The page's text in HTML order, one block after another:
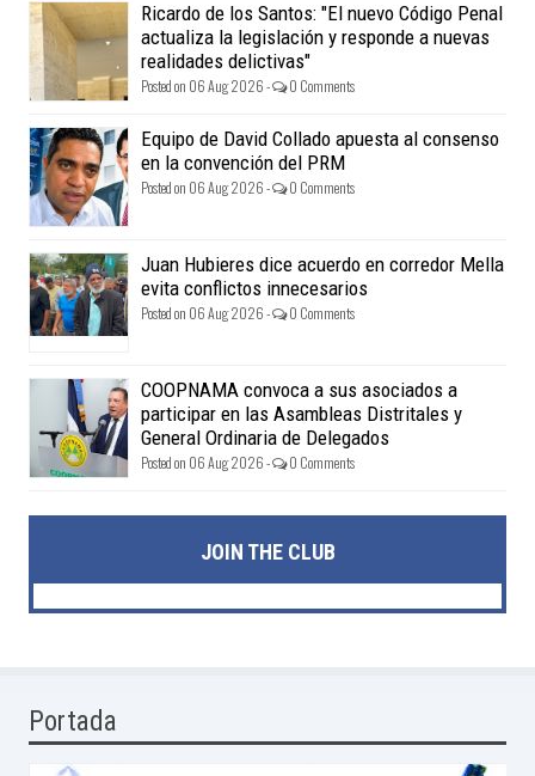
Ricardo de los Santos: "El nuevo Código Penal
actualiza la legislación y responde a nuevas
realidades delictivas"
Posted on 06 Aug 2026 - 0 Comments
Equipo de David Collado apuesta al consenso
en la convención del PRM
Posted on 06 Aug 2026 - 0 Comments
Juan Hubieres dice acuerdo en corredor Mella
evita conflictos innecesarios
Posted on 06 Aug 2026 - 0 Comments
COOPNAMA convoca a sus asociados a
participar en las Asambleas Distritales y
General Ordinaria de Delegados
Posted on 06 Aug 2026 - 0 Comments
JOIN THE CLUB
Portada